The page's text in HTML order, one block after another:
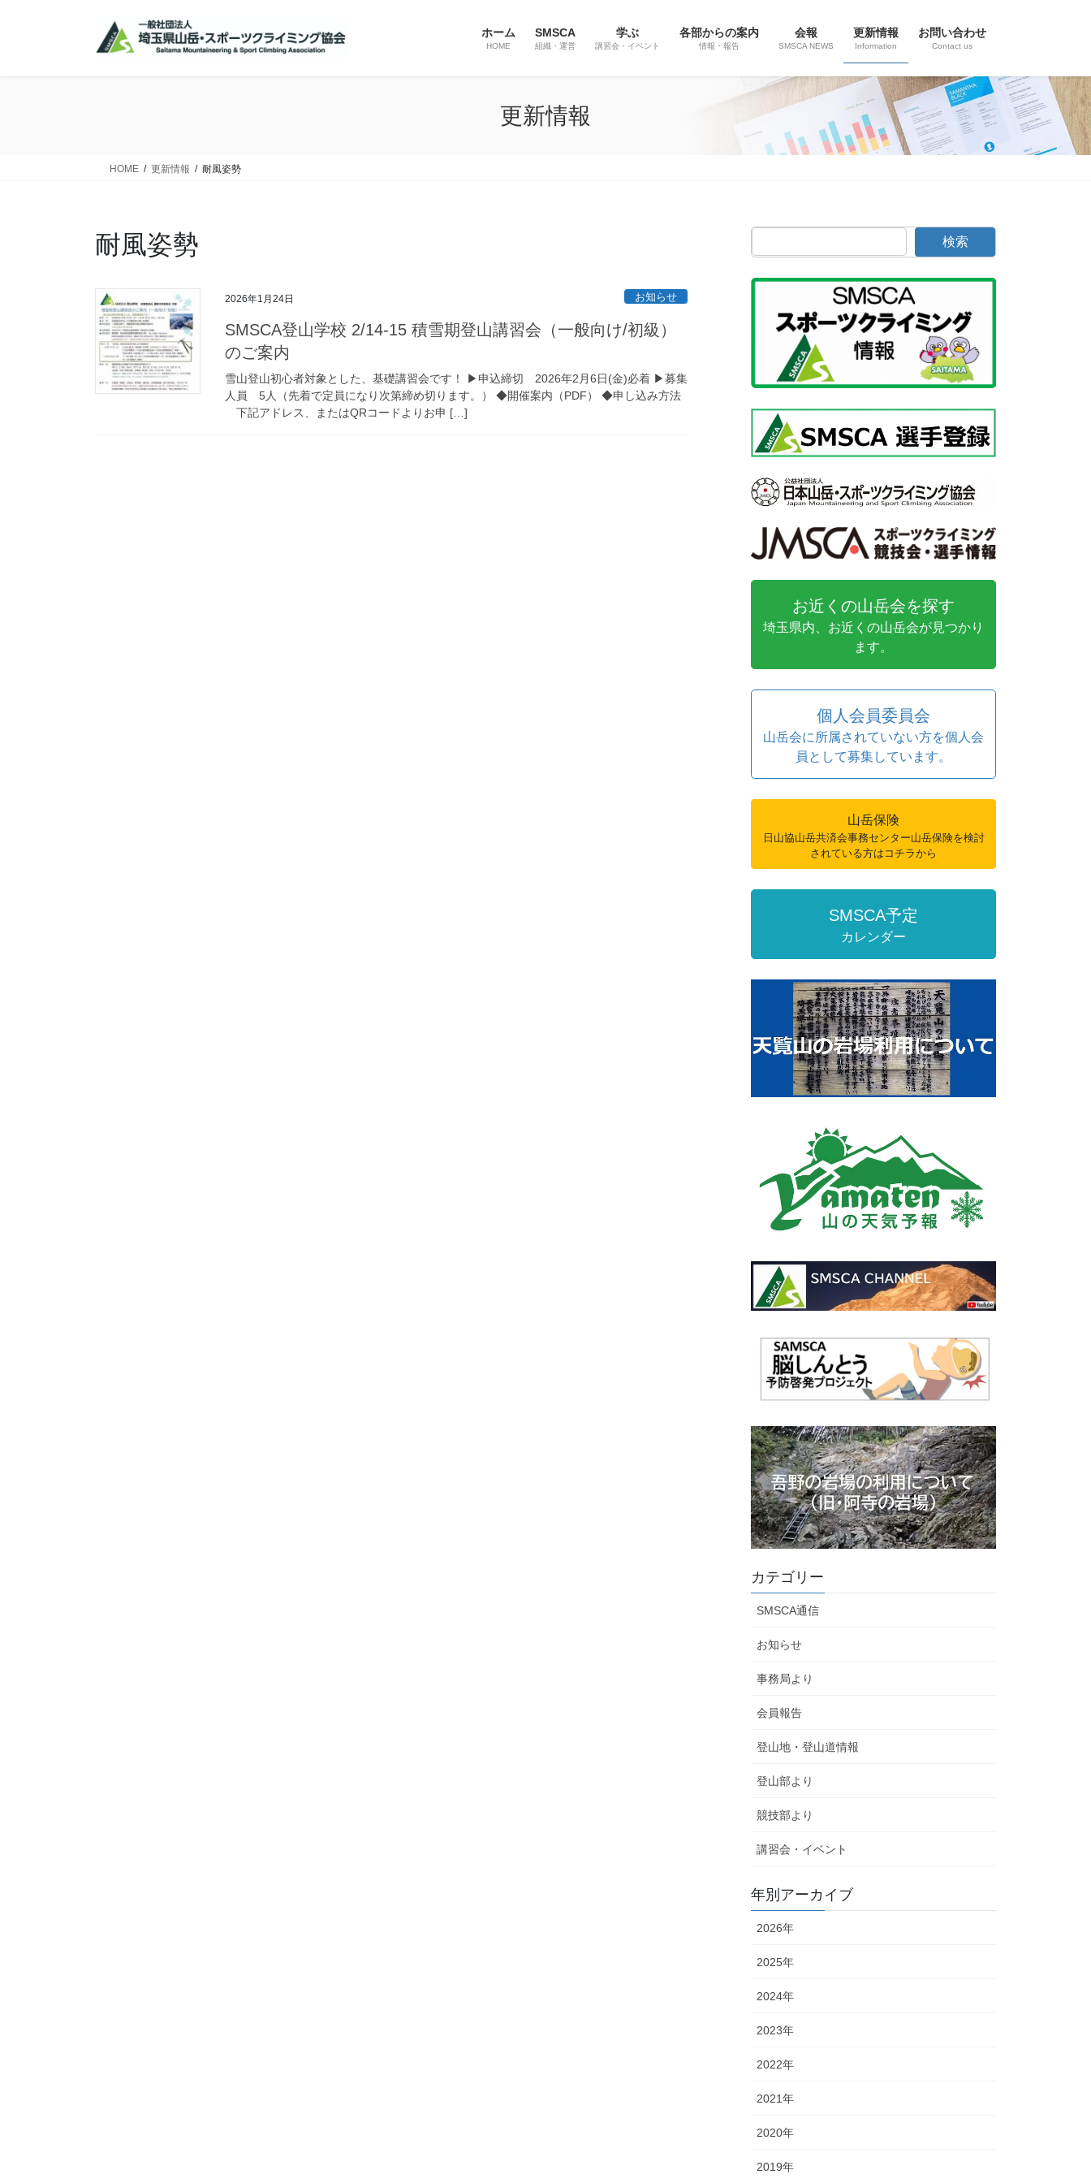
ホーム
HOME
SMSCA
組織・運営
学ぶ
講習会・イベント
各部からの案内
情報・報告
会報
SMSCA NEWS
更新情報
Information
お問い合わせ
Contact us
更新情報
HOME 更新情報 耐風姿勢
耐風姿勢
2026年1月24日 お知らせ
SMSCA登山学校 2/14-15 積雪期登山講習会（一般向け/初級）
のご案内
雪山登山初心者対象とした、基礎講習会です！ ▶申込締切 2026年2月6日(金)必着 ▶募集
人員 5人（先着で定員になり次第締め切ります。） ◆開催案内（PDF） ◆申し込み方法
下記アドレス、またはQRコードよりお申 […]
検索
お近くの山岳会を探す
埼玉県内、お近くの山岳会が見つかり
ます。
個人会員委員会
山岳会に所属されていない方を個人会
員として募集しています。
山岳保険
日山協山岳共済会事務センター山岳保険を検討
されている方はコチラから
SMSCA予定
カレンダー
カテゴリー
SMSCA通信
お知らせ
事務局より
会員報告
登山地・登山道情報
登山部より
競技部より
講習会・イベント
年別アーカイブ
2026年
2025年
2024年
2023年
2022年
2021年
2020年
2019年